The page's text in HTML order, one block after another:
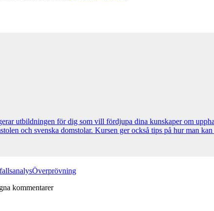
utbildningen för dig som vill fördjupa dina kunskaper om
och svenska domstolar. Kursen ger också tips på hur man
Överprövning
kommentarer